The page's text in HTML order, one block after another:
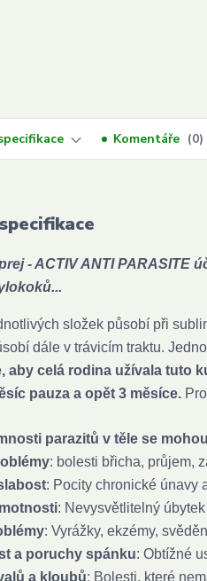
Komentáře 0
- ACTIV ANTI PARASITE
složek působí při
dále v trávicím traktu.
aby celá rodina užívala tuto
pauza a opět 3 měsíce.
parazitů v těle se
: bolesti břicha, průjem,
: Pocity chronické únavy
: Nevysvětlitelný
: Vyrážky, ekzémy,
a poruchy spánku: Obtížné
a kloubů: Bolesti, které